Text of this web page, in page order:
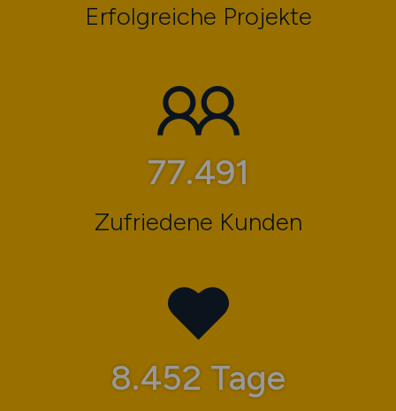
Erfolgreiche Projekte
83.164
Zufriedene Kunden
9.071Tage